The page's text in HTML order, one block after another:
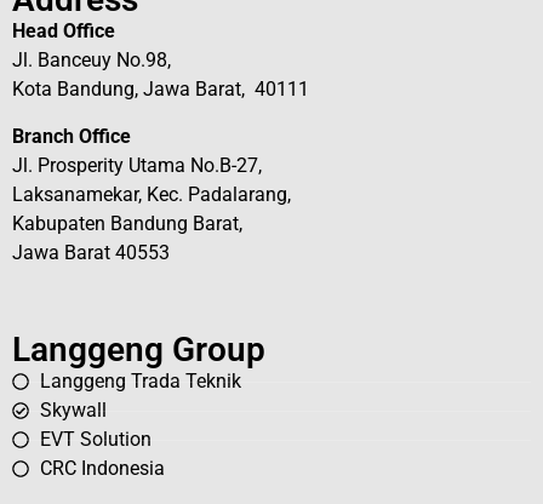
Head Office
Jl. Banceuy No.98,
Kota Bandung, Jawa Barat, 40111
Branch Office
Jl. Prosperity Utama No.B-27,
Laksanamekar, Kec. Padalarang,
Kabupaten Bandung Barat,
Jawa Barat 40553
Langgeng Group
Langgeng Trada Teknik
Skywall
EVT Solution
CRC Indonesia